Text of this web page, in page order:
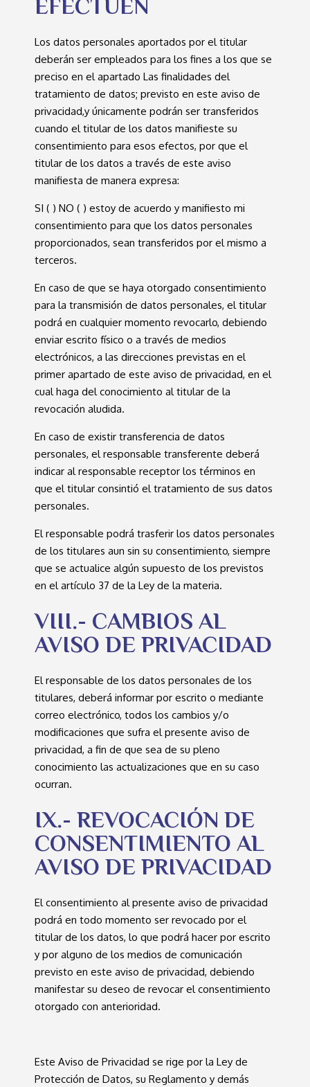
EFECTÚEN
Los datos personales aportados por el titular
deberán ser empleados para los fines a los que se
preciso en el apartado Las finalidades del
tratamiento de datos; previsto en este aviso de
privacidad,y únicamente podrán ser transferidos
cuando el titular de los datos manifieste su
consentimiento para esos efectos, por que el
titular de los datos a través de este aviso
manifiesta de manera expresa:
SI ( ) NO ( ) estoy de acuerdo y manifiesto mi
consentimiento para que los datos personales
proporcionados, sean transferidos por el mismo a
terceros.
En caso de que se haya otorgado consentimiento
para la transmisión de datos personales, el titular
podrá en cualquier momento revocarlo, debiendo
enviar escrito físico o a través de medios
electrónicos, a las direcciones previstas en el
primer apartado de este aviso de privacidad, en el
cual haga del conocimiento al titular de la
revocación aludida.
En caso de existir transferencia de datos
personales, el responsable transferente deberá
indicar al responsable receptor los términos en
que el titular consintió el tratamiento de sus datos
personales.
El responsable podrá trasferir los datos personales
de los titulares aun sin su consentimiento, siempre
que se actualice algún supuesto de los previstos
en el artículo 37 de la Ley de la materia.
VIII.- CAMBIOS AL
AVISO DE PRIVACIDAD
El responsable de los datos personales de los
titulares, deberá informar por escrito o mediante
correo electrónico, todos los cambios y/o
modificaciones que sufra el presente aviso de
privacidad, a fin de que sea de su pleno
conocimiento las actualizaciones que en su caso
ocurran.
IX.- REVOCACIÓN DE
CONSENTIMIENTO AL
AVISO DE PRIVACIDAD
El consentimiento al presente aviso de privacidad
podrá en todo momento ser revocado por el
titular de los datos, lo que podrá hacer por escrito
y por alguno de los medios de comunicación
previsto en este aviso de privacidad, debiendo
manifestar su deseo de revocar el consentimiento
otorgado con anterioridad.
Este Aviso de Privacidad se rige por la Ley de
Protección de Datos, su Reglamento y demás